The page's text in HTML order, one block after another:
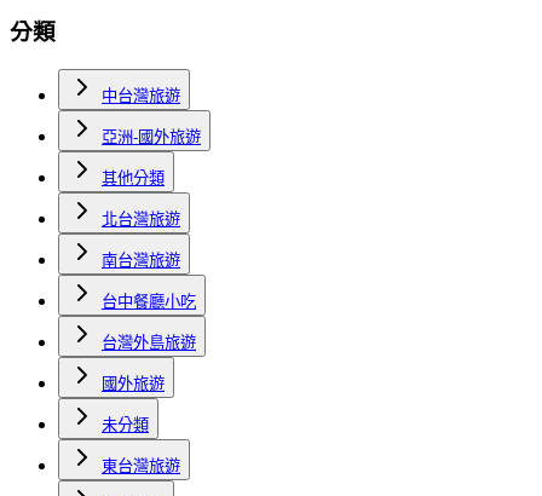
分類
中台灣旅遊
亞洲-國外旅遊
其他分類
北台灣旅遊
南台灣旅遊
台中餐廳小吃
台灣外島旅遊
國外旅遊
未分類
東台灣旅遊